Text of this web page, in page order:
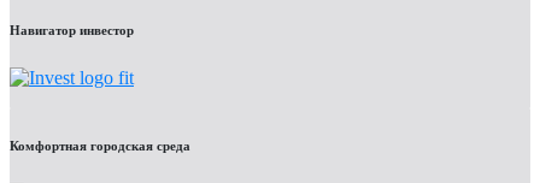
Навигатор инвестор
Комфортная городская среда